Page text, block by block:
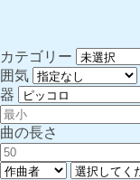
カテゴリー
囲気
器
曲の長さ